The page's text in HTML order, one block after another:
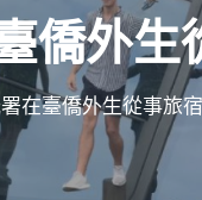
僑外
在臺僑外生從事旅